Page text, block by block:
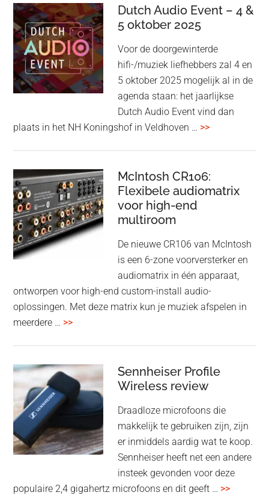
kondigt
Beo
Grace
aan:
high-
end
earbuds
titanium
Adaptive
noise
cancelling
Dutch Audio Event – 4 &
5 oktober 2025
Voor de doorgewinterde
hifi-/muziek liefhebbers zal 4 en
5 oktober 2025 mogelijk al in de
agenda staan: het jaarlijkse
Dutch Audio Event vind dan
plaats in het NH Koningshof in Veldhoven … >>overDutch
–
4
McIntosh CR106:
Flexibele audiomatrix
voor high-end
multiroom
De nieuwe CR106 van McIntosh
is een 6-zone voorversterker en
audiomatrix in één apparaat,
ontworpen voor high-end custom-install audio-
oplossingen. Met deze matrix kun je muziek afspelen in
meerdere … >>overMcIntosh
audiomatrix
voor
high-
end
multiroom
Sennheiser Profile
Wireless review
Draadloze microfoons die
makkelijk te gebruiken zijn, zijn
er inmiddels aardig wat te koop.
Sennheiser heeft net een andere
insteek gevonden voor deze
populaire 2,4 gigahertz microfoons en dit geeft … >>